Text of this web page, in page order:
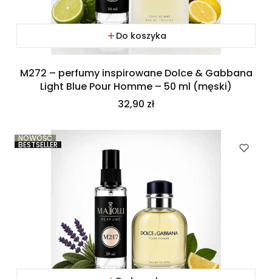
Do koszyka
M272 – perfumy inspirowane Dolce & Gabbana
Light Blue Pour Homme – 50 ml (męski)
Cena
32,90 zł
BESTSELLER
NOWOŚĆ